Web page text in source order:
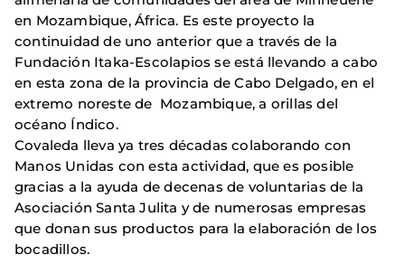
en Mozambique, África. Es este proyecto la
continuidad de uno anterior que a través de la
Fundación Itaka-Escolapios se está llevando a cabo
en esta zona de la provincia de Cabo Delgado, en el
extremo noreste de Mozambique, a orillas del
océano Índico.
Covaleda lleva ya tres décadas colaborando con
Manos Unidas con esta actividad, que es posible
gracias a la ayuda de decenas de voluntarias de la
Asociación Santa Julita y de numerosas empresas
que donan sus productos para la elaboración de los
bocadillos.